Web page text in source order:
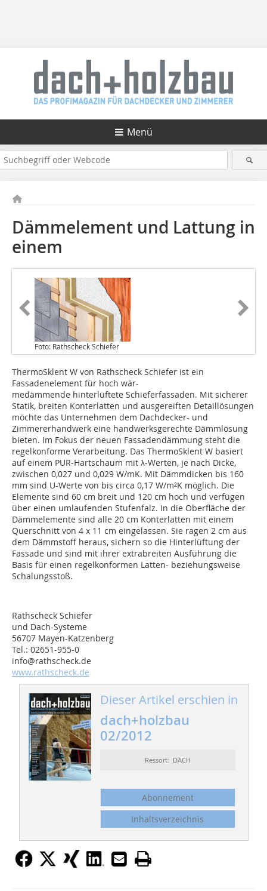
Menü
Dämmelement und Lattung in
einem
Foto: Rathscheck Schiefer
ThermoSklent W von Rathscheck Schiefer ist ein
Fassadenelement für hoch wär-
medämmende hinterlüftete Schieferfassaden. Mit sicherer
Statik, breiten Konterlatten und ausgereiften Detaillösungen
möchte das Unternehmen dem Dachdecker- und
Zimmererhandwerk eine handwerksgerechte Dämmlösung
bieten. Im Fokus der neuen Fassadendämmung steht die
regelkonforme Verarbeitung. Das ThermoSklent W basiert
auf einem PUR-Hartschaum mit λ-Werten, je nach Dicke,
zwischen 0,027 und 0,029 W/mK. Mit Dämmdicken bis 160
mm sind U-Werte von bis circa 0,17 W/m²K möglich. Die
Elemente sind 60 cm breit und 120 cm hoch und verfügen
über einen umlaufenden Stufenfalz. In die Oberfläche der
Dämmelemente sind alle 20 cm Konterlatten mit einem
Querschnitt von 4 x 11 cm eingelassen. Sie ragen 2 cm aus
dem Dämmstoff heraus, sichern so die Hinterlüftung der
Fassade und sind mit ihrer extrabreiten Ausführung die
Basis für einen regelkonformen Latten- beziehungsweise
Schalungsstoß.
Rathscheck Schiefer
und Dach-Systeme
56707 Mayen-Katzenberg
Tel.: 02651-955-0
info@rathscheck.de
www.rathscheck.de
Dieser Artikel erschien in
dach+holzbau
02/2012
Ressort: DACH
Abonnement
Inhaltsverzeichnis